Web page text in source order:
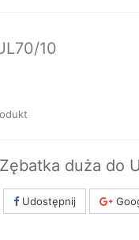
10
duża do
Udostępnij